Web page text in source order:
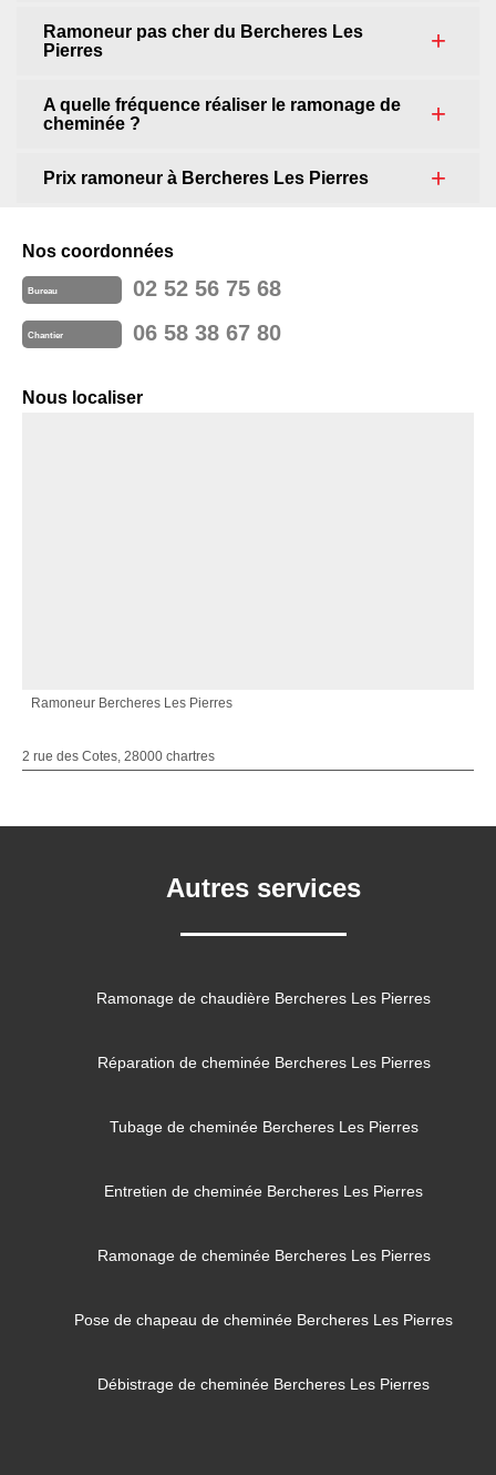
Ramoneur pas cher du Bercheres Les
Pierres
A quelle fréquence réaliser le ramonage de
cheminée ?
Prix ramoneur à Bercheres Les Pierres
Nos coordonnées
Bureau 02 52 56 75 68
Chantier 06 58 38 67 80
Nous localiser
Ramoneur Bercheres Les Pierres
2 rue des Cotes, 28000 chartres
Autres services
Ramonage de chaudière Bercheres Les Pierres
Réparation de cheminée Bercheres Les Pierres
Tubage de cheminée Bercheres Les Pierres
Entretien de cheminée Bercheres Les Pierres
Ramonage de cheminée Bercheres Les Pierres
Pose de chapeau de cheminée Bercheres Les Pierres
Débistrage de cheminée Bercheres Les Pierres